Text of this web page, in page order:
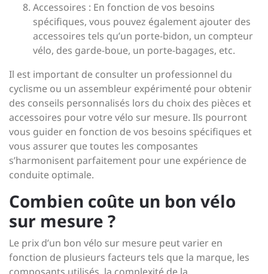
Accessoires : En fonction de vos besoins
spécifiques, vous pouvez également ajouter des
accessoires tels qu’un porte-bidon, un compteur
vélo, des garde-boue, un porte-bagages, etc.
Il est important de consulter un professionnel du
cyclisme ou un assembleur expérimenté pour obtenir
des conseils personnalisés lors du choix des pièces et
accessoires pour votre vélo sur mesure. Ils pourront
vous guider en fonction de vos besoins spécifiques et
vous assurer que toutes les composantes
s’harmonisent parfaitement pour une expérience de
conduite optimale.
Combien coûte un bon vélo
sur mesure ?
Le prix d’un bon vélo sur mesure peut varier en
fonction de plusieurs facteurs tels que la marque, les